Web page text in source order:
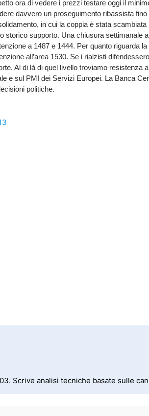
ora di vedere i prezzi testare oggi il
davvero un proseguimento ribassista
in cui la coppia è stata
storico supporto. Una chiusura settimanale
a 1487 e 1444. Per quanto riguarda
all’area 1530. Se i rialzisti
Al di là di quel livello troviamo resistenza
e sul PMI dei Servizi Europei. La Banca
politiche.
Scrive analisi tecniche basate sulle